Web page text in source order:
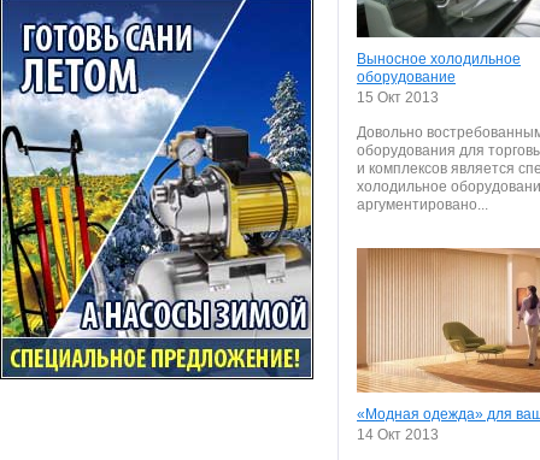
Выносное холодильное
оборудование
15 Окт 2013
Довольно
оборудования для
и комплексов является
холодильное
аргументировано...
«Модная одежда» для
14 Окт 2013